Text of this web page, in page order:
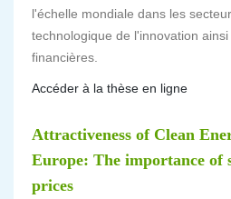
l'échelle mondiale dans les
technologique de l'innovation
financières.
Accéder à la thèse en ligne
Attractiveness of Clean
Europe: The importance of
prices